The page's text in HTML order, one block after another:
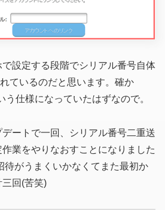
設定する段階でシリアル番号自体
ているのだと思います。確か
う仕様になっていたはずなので。
ートで一回、シリアル番号二重送
業をやりなおすことになりました
待がうまくいかなくてまた最初か
回(苦笑)